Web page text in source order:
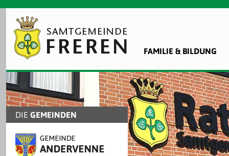
FAMILIE & BILDUNG
DIE GEMEINDEN